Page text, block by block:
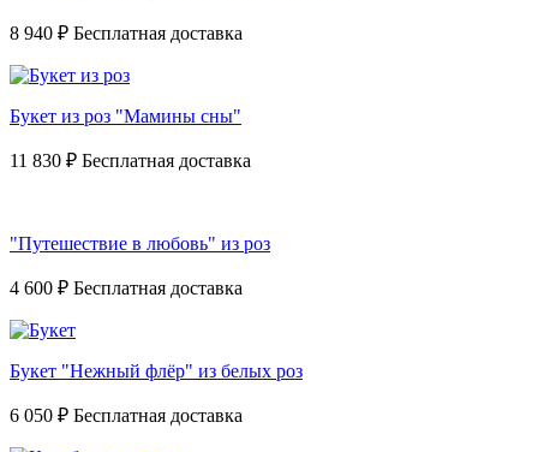
8 940 ₽
Букет из роз "Мамины сны"
11 830 ₽
"Путешествие в любовь" из роз
4 600 ₽
Букет "Нежный флёр" из белых роз
6 050 ₽